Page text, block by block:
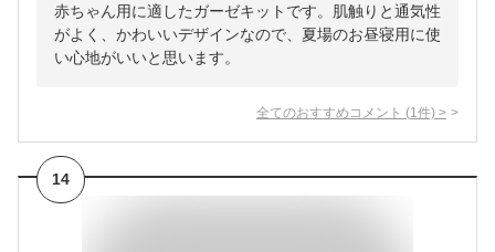
赤ちゃん用に適したガーゼキットです。肌触りと通気性
がよく、かわいいデザインなので、夏場のお昼寝用に使
い心地がいいと思います。
全てのおすすめコメント (1 件) >
14